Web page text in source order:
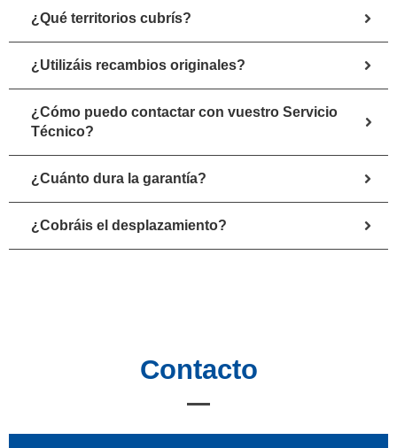
¿Qué territorios cubrís?
¿Utilizáis recambios originales?
¿Cómo puedo contactar con vuestro Servicio
Técnico?
¿Cuánto dura la garantía?
¿Cobráis el desplazamiento?
Contacto